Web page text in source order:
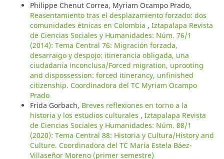
Philippe Chenut Correa, Myriam Ocampo Prado,
Reasentamiento tras el desplazamiento forzado: dos
comunidades étnicas en Colombia , Iztapalapa Revista
de Ciencias Sociales y Humanidades: Núm. 76/1
(2014): Tema Central 76: Migración forzada,
desarraigo y despojo: itinerancia obligada, una
ciudadanía inconclusa/Forced migration, uprooting
and dispossession: forced itinerancy, unfinished
citizenship. Coordinadora del TC Myriam Ocampo
Prado
Frida Gorbach, Breves reflexiones en torno a la
historia y los estudios culturales , Iztapalapa Revista
de Ciencias Sociales y Humanidades: Núm. 88/1
(2020): Tema Central 88: Historia y Cultura/History and
Culture. Coordinadora del TC María Estela Báez-
Villaseñor Moreno (primer semestre)